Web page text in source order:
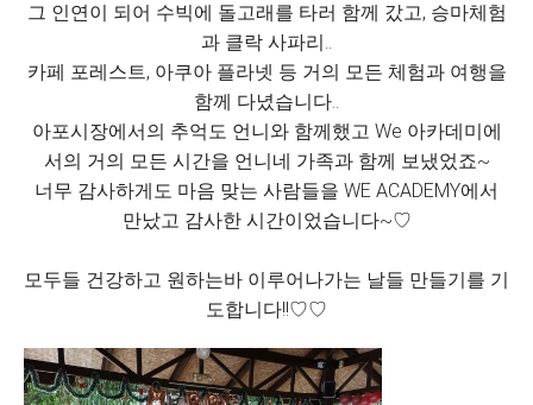
그 인연이 되어 수빅에 돌고래를 타러 함께 갔고, 승마체험
과 클락 사파리..
카페 포레스트, 아쿠아 플라넷 등 거의 모든 체험과 여행을
함께 다녔습니다..
아포시장에서의 추억도 언니와 함께했고 We 아카데미에
서의 거의 모든 시간을 언니네 가족과 함께 보냈었죠~
너무 감사하게도 마음 맞는 사람들을 WE ACADEMY에서
만났고 감사한 시간이었습니다~♡
모두들 건강하고 원하는바 이루어나가는 날들 만들기를 기
도합니다!!♡♡